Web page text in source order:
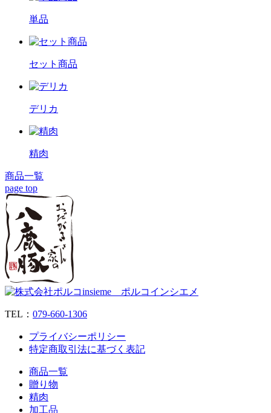
単品
セット商品
デリカ
精肉
商品一覧
page top
TEL： 079‐660‐1306
プライバシーポリシー
特定商取引法に基づく表記
商品一覧
贈り物
精肉
加工品